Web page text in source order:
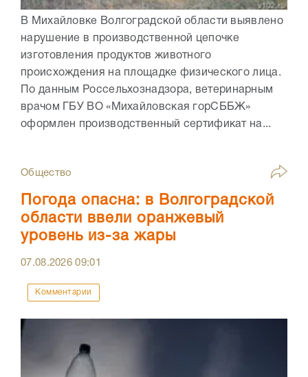
В Михайловке Волгоградской области выявлено
нарушение в производственной цепочке
изготовления продуктов животного
происхождения на площадке физического лица.
По данным Россельхознадзора, ветеринарным
врачом ГБУ ВО «Михайловская горСББЖ»
оформлен производственный сертификат на...
Общество
Погода опасна: в Волгоградской
области ввели оранжевый
уровень из-за жары
07.08.202609:01
Комментарии